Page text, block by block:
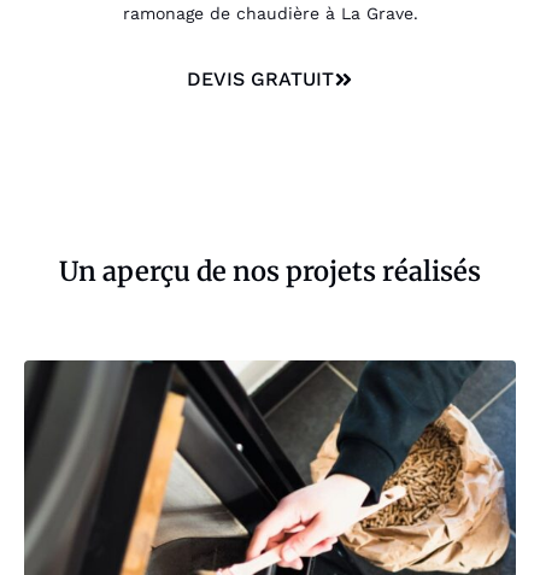
ramonage de chaudière à La Grave.
DEVIS GRATUIT
Un aperçu de nos projets réalisés